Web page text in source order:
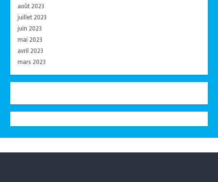
août 2023
juillet 2023
juin 2023
mai 2023
avril 2023
mars 2023